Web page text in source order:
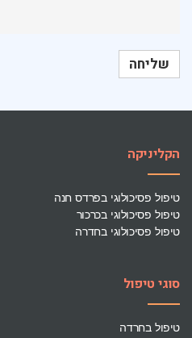
הקליניקה
טיפול פסיכולוגי בפרדס חנה
טיפול פסיכולוגי בכרכור
טיפול פסיכולוגי בחדרה
סוגי טיפול
טיפול בחרדה